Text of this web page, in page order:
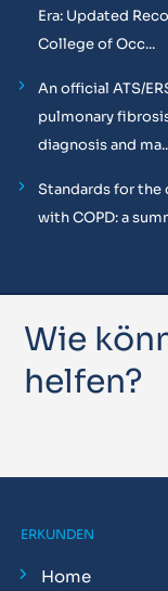
Era: Updated
College of Occ...
An official ATS/
pulmonary
diagnosis and
Standards for
with COPD: a
Wie
helfen?
ERKUNDEN
Home